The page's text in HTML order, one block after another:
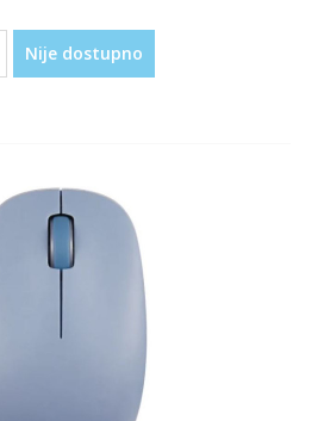
Nije dostupno